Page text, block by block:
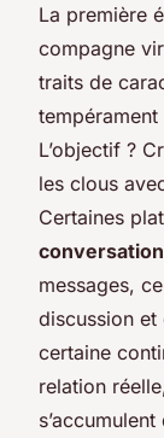
La première
compagne
traits de
L’objectif ?
les clous
Certaines
messages,
discussion et
certaine
relation